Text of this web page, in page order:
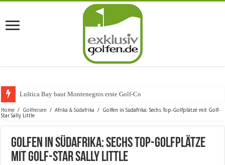
Luštica Bay baut Montenegros erste Golf-Community
Home / Golfreisen / Afrika & Südafrika /
Golfen in Südafrika: Sechs Top-Golfplätze mit Golf-
Star Sally Little
Golfen in Südafrika: Sechs Top-Golfplätze
mit Golf-Star Sally Little